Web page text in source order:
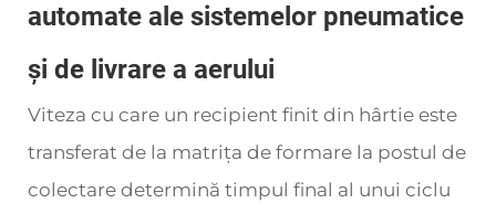
automate ale sistemelor pneumatice
și de livrare a aerului
Viteza cu care un recipient finit din hârtie este
transferat de la matrița de formare la postul de
colectare determină timpul final al unui ciclu